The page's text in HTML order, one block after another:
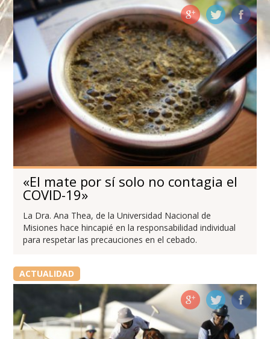
«El mate por sí solo no contagia el
COVID-19»
La Dra. Ana Thea, de la Universidad Nacional de
Misiones hace hincapié en la responsabilidad individual
para respetar las precauciones en el cebado.
ACTUALIDAD